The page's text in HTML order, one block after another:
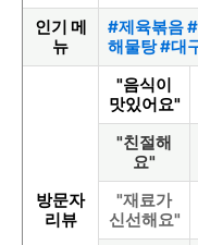
인기 메
뉴
#제육볶음
해물탕 #대
방문자
리뷰
"음식이
맛있어요"
"친절해
요"
"재료가
신선해요"